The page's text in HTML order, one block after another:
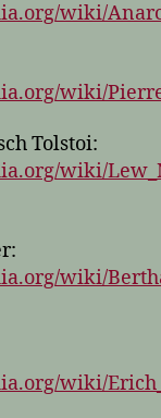
wiki/
wiki/
Tolstoi:
wiki/
wiki/
wiki/